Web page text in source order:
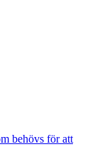
behövs för att